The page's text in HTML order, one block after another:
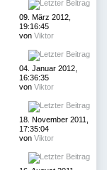
09. März 2012,
19:16:45
von Viktor
04. Januar 2012,
16:36:35
von Viktor
18. November 2011,
17:35:04
von Viktor